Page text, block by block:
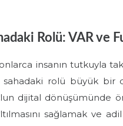
Rolü: VAR ve
insanın tutkuyla
sahadaki rolü büyük bir
dijital dönüşümünde
sağlamak ve